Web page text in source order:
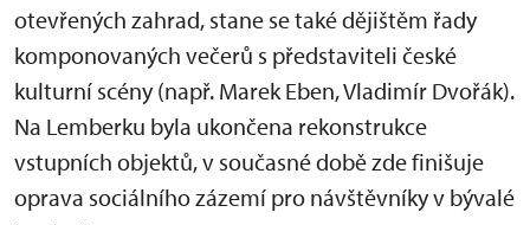
otevřených zahrad, stane se také dějištěm řady
komponovaných večerů s představiteli české
kulturní scény (např. Marek Eben, Vladimír Dvořák).
Na Lemberku byla ukončena rekonstrukce
vstupních objektů, v současné době zde finišuje
oprava sociálního zázemí pro návštěvníky v bývalé